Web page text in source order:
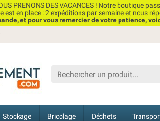
PRENONS DES VACANCES ! Notre boutique
est en place : 2 expéditions par semaine et nous
et pour vous remercier de votre patience,
Stockage Bricolage Déchets